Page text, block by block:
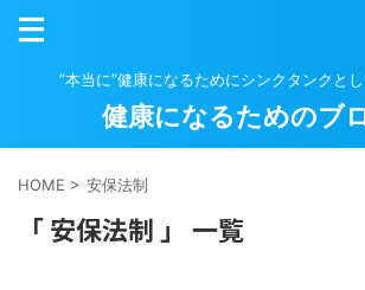
”本当に”健康になるためにシンクタンクとし
健康になるためのブ
HOME > 安保法制
「 安保法制 」 一覧